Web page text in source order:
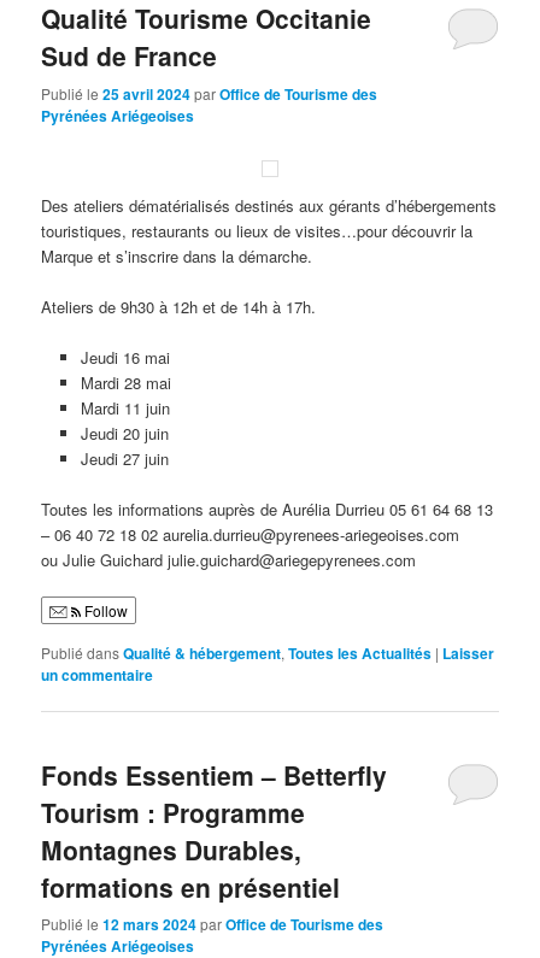
Qualité Tourisme Occitanie
Sud de France
Publié le25 avril 2024parOffice de Tourisme des
Pyrénées Ariégeoises
Des ateliers dématérialisés destinés aux gérants d’hébergements
touristiques, restaurants ou lieux de visites…pour découvrir la
Marque et s’inscrire dans la démarche.
Ateliers de 9h30 à 12h et de 14h à 17h.
Jeudi 16 mai
Mardi 28 mai
Mardi 11 juin
Jeudi 20 juin
Jeudi 27 juin
Toutes les informations auprès de Aurélia Durrieu 05 61 64 68 13
– 06 40 72 18 02 aurelia.durrieu@pyrenees-ariegeoises.com
ou Julie Guichard julie.guichard@ariegepyrenees.com
Follow
Publié dansQualité & hébergement,Toutes les Actualités | Laisser
un commentaire
Fonds Essentiem – Betterfly
Tourism : Programme
Montagnes Durables,
formations en présentiel
Publié le12 mars 2024parOffice de Tourisme des
Pyrénées Ariégeoises